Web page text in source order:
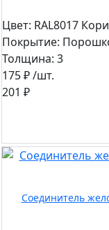
Цвет: RAL8017
Покрытие:
Толщина: 3
175 ₽/шт.
201 ₽
Соединитель